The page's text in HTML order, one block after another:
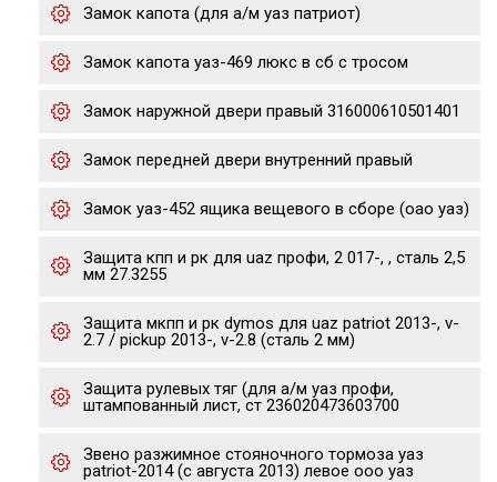
Замок капота (для а/м уаз патриот)
Замок капота уаз-469 люкс в сб с тросом
Замок наружной двери правый 316000610501401
Замок передней двери внутренний правый
Замок уаз-452 ящика вещевого в сборе (оао уаз)
Защита кпп и рк для uaz профи, 2 017-, , сталь 2,5
мм 27.3255
Защита мкпп и рк dymos для uaz patriot 2013-, v-
2.7 / pickup 2013-, v-2.8 (сталь 2 мм)
Защита рулевых тяг (для а/м уаз профи,
штампованный лист, ст 236020473603700
Звено разжимное стояночного тормоза уаз
patriot-2014 (с августа 2013) левое ооо уаз